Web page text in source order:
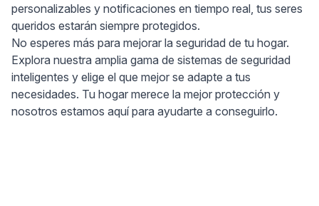
personalizables y notificaciones en tiempo real, tus seres
queridos estarán siempre protegidos.
No esperes más para mejorar la seguridad de tu hogar.
Explora nuestra amplia gama de sistemas de seguridad
inteligentes y elige el que mejor se adapte a tus
necesidades. Tu hogar merece la mejor protección y
nosotros estamos aquí para ayudarte a conseguirlo.